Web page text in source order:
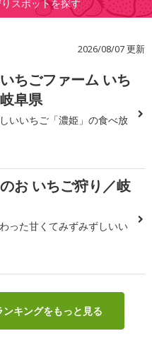
スポットを探す
2026/08/07 更新
ちごファーム いち
阜県
いいちご「濃姫」の食べ放
お いちご狩り／岐
った甘くてみずみずしいい
キングをもっと見る